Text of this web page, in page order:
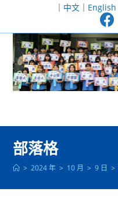
至
｜ 中文｜ English
部落格
> 2024 年 > 10 月 > 9 日 >